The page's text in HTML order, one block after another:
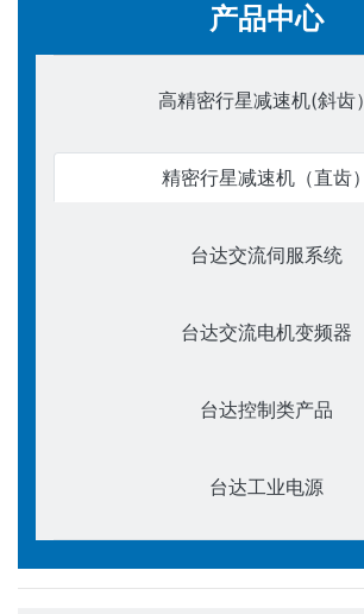
产品中心
高精密行星减速机(斜齿）
精密行星减速机（直齿）
台达交流伺服系统
台达交流电机变频器
台达控制类产品
台达工业电源